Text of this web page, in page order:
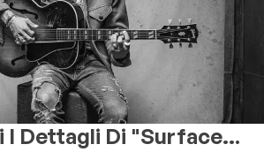
I Dettagli Di "Surface